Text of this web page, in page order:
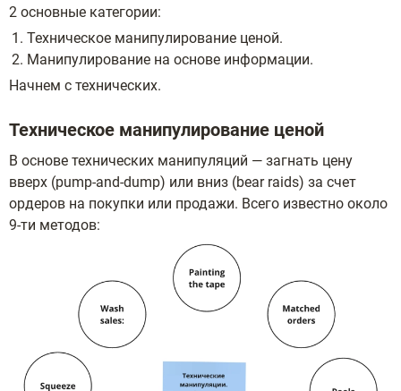
2 основные категории:
Техническое манипулирование ценой.
Манипулирование на основе информации.
Начнем с технических.
Техническое манипулирование ценой
В основе технических манипуляций — загнать цену
вверх (pump-and-dump) или вниз (bear raids) за счет
ордеров на покупки или продажи. Всего известно около
9-ти методов: